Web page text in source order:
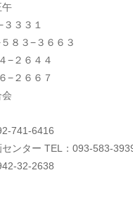
３３１
６６３
６４４
６６７
741-6416
ンター TEL：093-583-
32-2638